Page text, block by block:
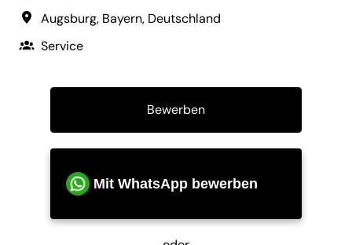
Augsburg, Bayern, Deutschland
Service
Bewerben
Mit WhatsApp bewerben